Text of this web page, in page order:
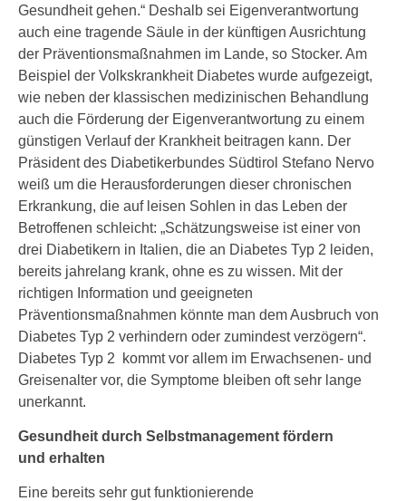
Gesundheit gehen.“ Deshalb sei Eigenverantwortung
auch eine tragende Säule in der künftigen Ausrichtung
der Präventionsmaßnahmen im Lande, so Stocker. Am
Beispiel der Volkskrankheit Diabetes wurde aufgezeigt,
wie neben der klassischen medizinischen Behandlung
auch die Förderung der Eigenverantwortung zu einem
günstigen Verlauf der Krankheit beitragen kann. Der
Präsident des Diabetikerbundes Südtirol Stefano Nervo
weiß um die Herausforderungen dieser chronischen
Erkrankung, die auf leisen Sohlen in das Leben der
Betroffenen schleicht: „Schätzungsweise ist einer von
drei Diabetikern in Italien, die an Diabetes Typ 2 leiden,
bereits jahrelang krank, ohne es zu wissen. Mit der
richtigen Information und geeigneten
Präventionsmaßnahmen könnte man dem Ausbruch von
Diabetes Typ 2 verhindern oder zumindest verzögern“.
Diabetes Typ 2 kommt vor allem im Erwachsenen- und
Greisenalter vor, die Symptome bleiben oft sehr lange
unerkannt.
Gesundheit durch Selbstmanagement fördern
und erhalten
Eine bereits sehr gut funktionierende